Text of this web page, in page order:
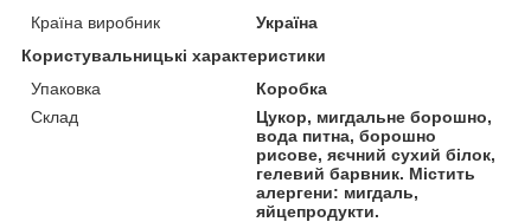
Країна виробник
Україна
Користувальницькі характеристики
Упаковка
Коробка
Склад
Цукор, мигдальне борошно,
вода питна, борошно
рисове, яєчний сухий білок,
гелевий барвник. Містить
алергени: мигдаль,
яйцепродукти.